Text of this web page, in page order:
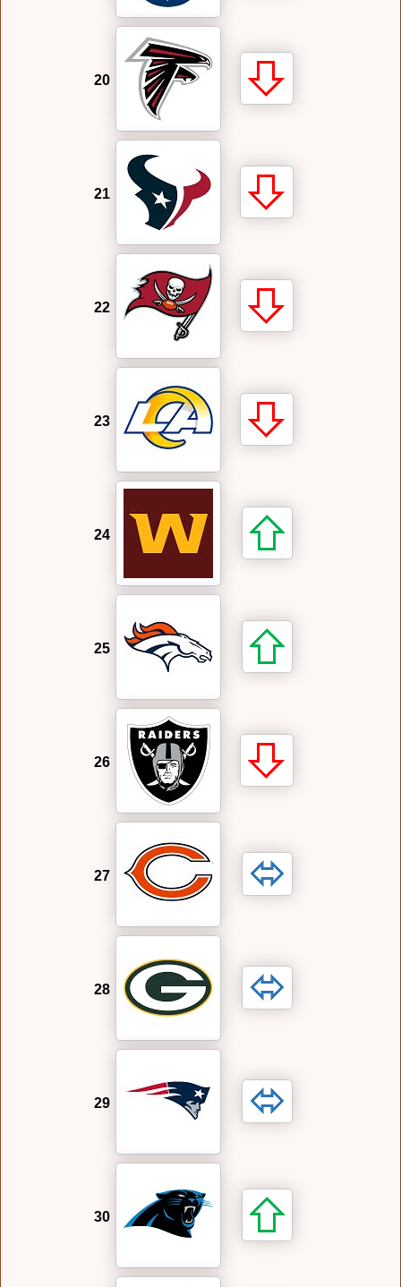
20
21
22
23
24
25
26
27
28
29
30